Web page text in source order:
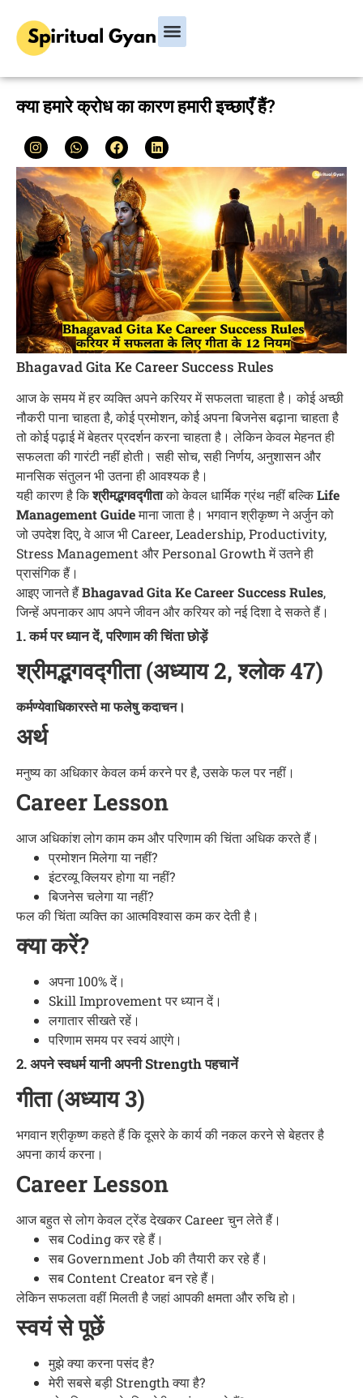
क्या हमारे क्रोध का कारण हमारी इच्छाएँ हैं?
Bhagavad Gita Ke Career Success Rules
आज के समय में हर व्यक्ति अपने करियर में सफलता चाहता है। कोई अच्छी
नौकरी पाना चाहता है, कोई प्रमोशन, कोई अपना बिजनेस बढ़ाना चाहता है
तो कोई पढ़ाई में बेहतर प्रदर्शन करना चाहता है। लेकिन केवल मेहनत ही
सफलता की गारंटी नहीं होती। सही सोच, सही निर्णय, अनुशासन और
मानसिक संतुलन भी उतना ही आवश्यक है।
यही कारण है किश्रीमद्भगवद्गीताको केवल धार्मिक ग्रंथ नहीं बल्किLife
Management Guideमाना जाता है। भगवान श्रीकृष्ण ने अर्जुन को
जो उपदेश दिए, वे आज भी Career, Leadership, Productivity,
Stress Management और Personal Growth में उतने ही
प्रासंगिक हैं।
आइए जानते हैंBhagavad Gita Ke Career Success Rules,
जिन्हें अपनाकर आप अपने जीवन और करियर को नई दिशा दे सकते हैं।
1. कर्म पर ध्यान दें, परिणाम की चिंता छोड़ें
श्रीमद्भगवद्गीता (अध्याय 2, श्लोक 47)
कर्मण्येवाधिकारस्ते मा फलेषु कदाचन।
अर्थ
मनुष्य का अधिकार केवल कर्म करने पर है, उसके फल पर नहीं।
Career Lesson
आज अधिकांश लोग काम कम और परिणाम की चिंता अधिक करते हैं।
प्रमोशन मिलेगा या नहीं?
इंटरव्यू क्लियर होगा या नहीं?
बिजनेस चलेगा या नहीं?
फल की चिंता व्यक्ति का आत्मविश्वास कम कर देती है।
क्या करें?
अपना 100% दें।
Skill Improvement पर ध्यान दें।
लगातार सीखते रहें।
परिणाम समय पर स्वयं आएंगे।
2. अपने स्वधर्म यानी अपनी Strength पहचानें
गीता (अध्याय 3)
भगवान श्रीकृष्ण कहते हैं कि दूसरे के कार्य की नकल करने से बेहतर है
अपना कार्य करना।
Career Lesson
आज बहुत से लोग केवल ट्रेंड देखकर Career चुन लेते हैं।
सब Coding कर रहे हैं।
सब Government Job की तैयारी कर रहे हैं।
सब Content Creator बन रहे हैं।
लेकिन सफलता वहीं मिलती है जहां आपकी क्षमता और रुचि हो।
स्वयं से पूछें
मुझे क्या करना पसंद है?
मेरी सबसे बड़ी Strength क्या है?